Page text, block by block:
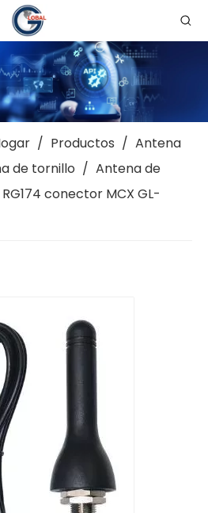
/ Productos / Antena
de tornillo / Antena de
conector MCX GL-